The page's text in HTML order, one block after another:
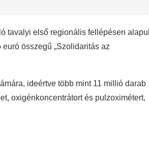
tavalyi első regionális fellépésen
összegű „Szolidaritás az
ideértve több mint 11 millió darab
oxigénkoncentrátort és pulzoximétert,